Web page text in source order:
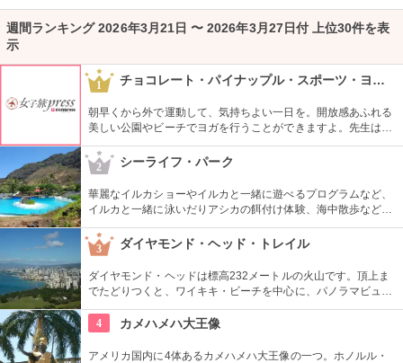
週間ランキング 2026年3月21日 〜 2026年3月27日付 上位30件を表
示
1 チョコレート・パイナップル・スポーツ・ヨガ・スタジオ
朝早くから外で運動して、気持ちよい一日を。開放感あふれる
美しい公園やビーチでヨガを行うことができますよ。先生は日
本語もOKです。毎週水曜日の夕方、ワイキキビーチウォークの
芝生エリアで無料のヨガレッスンも行っているので、初心者は
コチラもぜひ。
2 シーライフ・パーク
華麗なイルカショーやイルカと一緒に遊べるプログラムなど、
イルカと一緒に泳いだりアシカの餌付け体験、海中散歩など、
家族で遊べるアトラクションがいっぱい。おみやげにイルカの
ヌイグルミやTシャツなどオリジナルグッズも人気です。
3 ダイヤモンド・ヘッド・トレイル
ダイヤモンド・ヘッドは標高232メートルの火山です。頂上ま
でたどりつくと、ワイキキ・ビーチを中心に、パノラマビュー
が広がります。舗装された道ですが、急な階段やゴツゴツした
道もあるので、スニーカーの準備を。
4 カメハメハ大王像
アメリカ国内に4体あるカメハメハ大王像の一つ。ホノルル・